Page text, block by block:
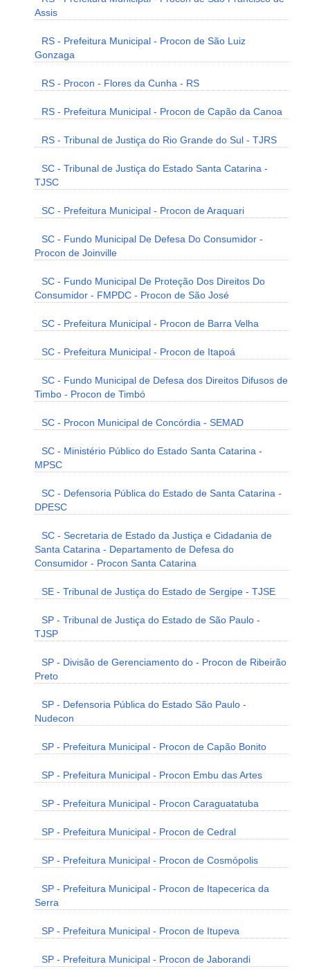
Assis
RS - Prefeitura Municipal - Procon de São Luiz
Gonzaga
RS - Procon - Flores da Cunha - RS
RS - Prefeitura Municipal - Procon de Capão da Canoa
RS - Tribunal de Justiça do Rio Grande do Sul - TJRS
SC - Tribunal de Justiça do Estado Santa Catarina -
TJSC
SC - Prefeitura Municipal - Procon de Araquari
SC - Fundo Municipal De Defesa Do Consumidor -
Procon de Joinville
SC - Fundo Municipal De Proteção Dos Direitos Do
Consumidor - FMPDC - Procon de São José
SC - Prefeitura Municipal - Procon de Barra Velha
SC - Prefeitura Municipal - Procon de Itapoá
SC - Fundo Municipal de Defesa dos Direitos Difusos de
Timbo - Procon de Timbó
SC - Procon Municipal de Concórdia - SEMAD
SC - Ministério Público do Estado Santa Catarina -
MPSC
SC - Defensoria Pública do Estado de Santa Catarina -
DPESC
SC - Secretaria de Estado da Justiça e Cidadania de
Santa Catarina - Departamento de Defesa do
Consumidor - Procon Santa Catarina
SE - Tribunal de Justiça do Estado de Sergipe - TJSE
SP - Tribunal de Justiça do Estado de São Paulo -
TJSP
SP - Divisão de Gerenciamento do - Procon de Ribeirão
Preto
SP - Defensoria Pública do Estado São Paulo -
Nudecon
SP - Prefeitura Municipal - Procon de Capão Bonito
SP - Prefeitura Municipal - Procon Embu das Artes
SP - Prefeitura Municipal - Procon Caraguatatuba
SP - Prefeitura Municipal - Procon de Cedral
SP - Prefeitura Municipal - Procon de Cosmópolis
SP - Prefeitura Municipal - Procon de Itapecerica da
Serra
SP - Prefeitura Municipal - Procon de Itupeva
SP - Prefeitura Municipal - Procon de Jaborandi